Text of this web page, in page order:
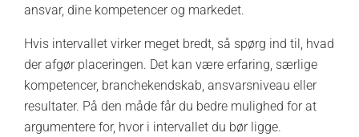
ansvar, dine kompetencer og markedet.
Hvis intervallet virker meget bredt, så spørg ind til, hvad
der afgør placeringen. Det kan være erfaring, særlige
kompetencer, branchekendskab, ansvarsniveau eller
resultater. På den måde får du bedre mulighed for at
argumentere for, hvor i intervallet du bør ligge.